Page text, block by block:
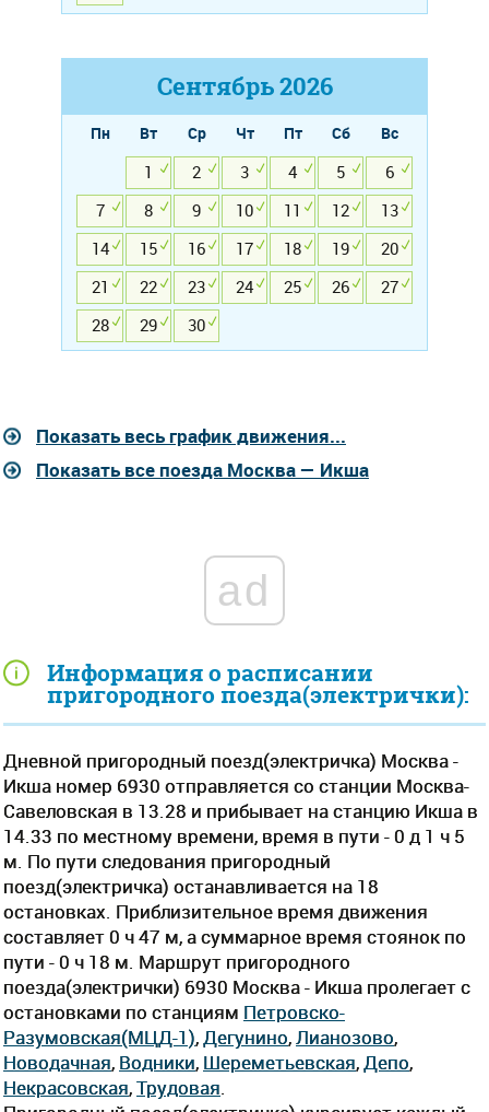
Информация о расписании
пригородного поезда(электрички):
Дневной пригородный поезд(электричка) Москва -
Икша номер 6930 отправляется со станции Москва-
Савеловская в 13.28 и прибывает на станцию Икша в
14.33 по местному времени, время в пути - 0 д 1 ч 5
м. По пути следования пригородный
поезд(электричка) останавливается на 18
остановках. Приблизительное время движения
составляет 0 ч 47 м, а суммарное время стоянок по
пути - 0 ч 18 м. Маршрут пригородного
поезда(электрички) 6930 Москва - Икша пролегает c
остановками по станциям Петровско-
Разумовская(МЦД-1), Дегунино, Лианозово,
Новодачная, Водники, Шереметьевская, Депо,
Некрасовская,Трудовая
Сентябрь2026
Пн Вт Ср Чт Пт Сб
Вс
1
2 3 4 5
6
7
8 9 10 11 12
13
14
15 16 17 18 19
20
21
22 23 24 25 26
27
28
29 30
Показать весь график движения...
Показать все поезда Москва — Икша
ad